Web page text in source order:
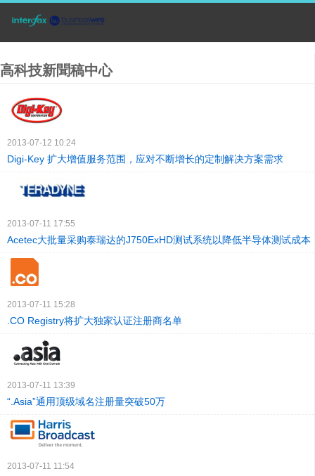
高科技新聞稿中心
2013-07-12 10:24
Digi-Key 扩大增值服务范围，应对不断增长的定制解决方案需求
2013-07-11 17:55
Acetec大批量采购泰瑞达的J750ExHD测试系统以降低半导体测试成本
2013-07-11 15:28
.CO Registry将扩大独家认证注册商名单
2013-07-11 13:39
“.Asia”通用顶级域名注册量突破50万
2013-07-11 11:54